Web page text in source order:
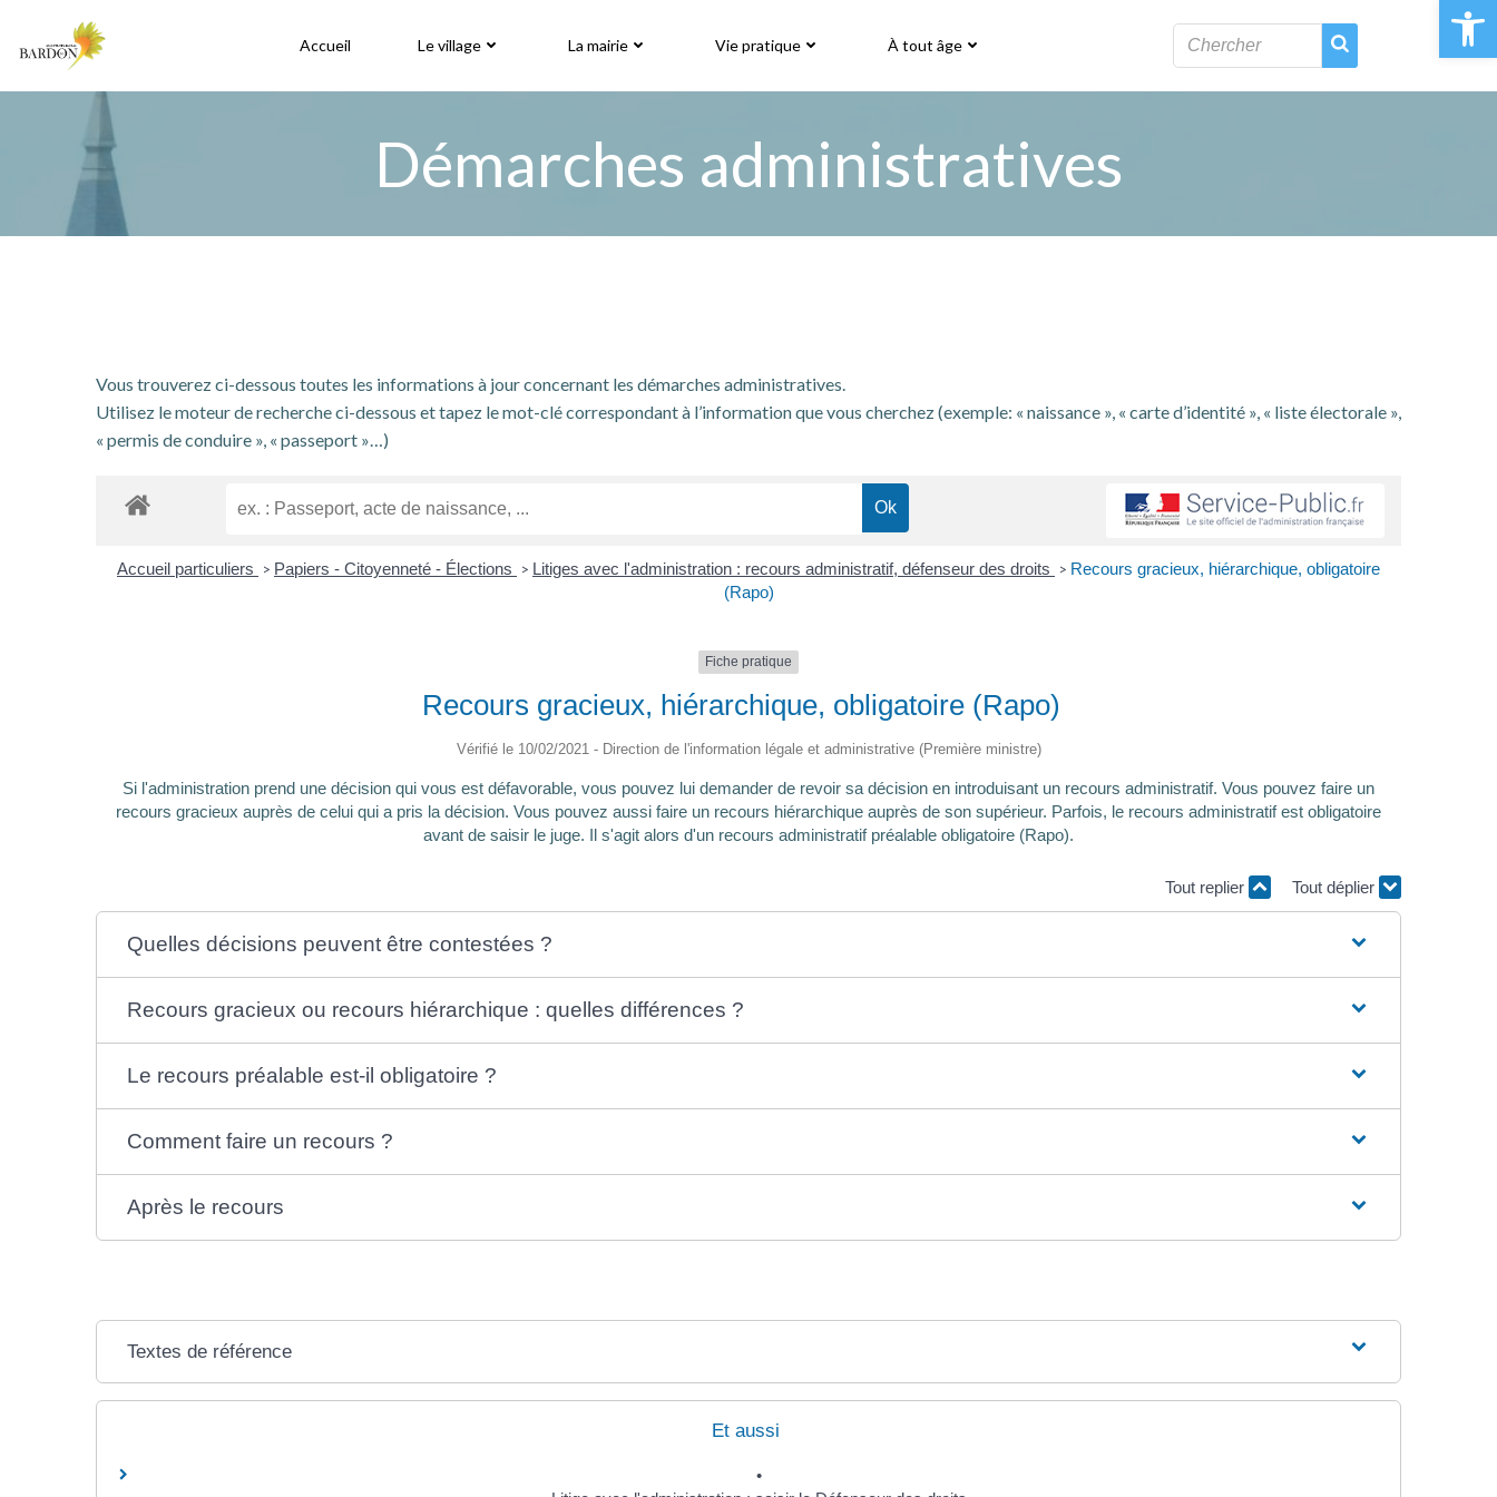
Ouvrir
contenu
Accueil Le village La mairie Vie pratique À tout âge
Démarches administratives
Vous trouverez ci-dessous toutes les informations à jour concernant les démarches administratives.
Utilisez le moteur de recherche ci-dessous et tapez le mot-clé correspondant à l’information que vous cherchez (exemple: « naissance », « carte d’identité », « liste électorale »,
« permis de conduire », « passeport »…)
Accueil particuliers > Papiers - Citoyenneté - Élections > Litiges avec l'administration : recours administratif, défenseur des droits > Recours gracieux, hiérarchique, obligatoire
(Rapo)
Fiche pratique
Recours gracieux, hiérarchique, obligatoire (Rapo)
Vérifié le 10/02/2021 - Direction de l'information légale et administrative (Première ministre)
Si l'administration prend une décision qui vous est défavorable, vous pouvez lui demander de revoir sa décision en introduisant un recours administratif. Vous pouvez faire un
recours gracieux auprès de celui qui a pris la décision. Vous pouvez aussi faire un recours hiérarchique auprès de son supérieur. Parfois, le recours administratif est obligatoire
avant de saisir le juge. Il s'agit alors d'un recours administratif préalable obligatoire (Rapo).
Tout replier Tout déplier
Quelles décisions peuvent être contestées ?
Recours gracieux ou recours hiérarchique : quelles différences ?
Le recours préalable est-il obligatoire ?
Comment faire un recours ?
Après le recours
Textes de référence
Et aussi